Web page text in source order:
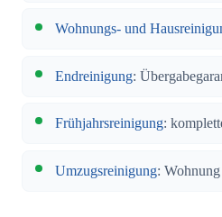
Wohnungs- und
Endreinigung:
Frühjahrsreinigung:
Umzugsreinigung: